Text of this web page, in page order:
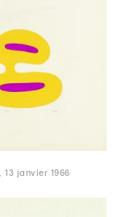
, 13 janvier 1966